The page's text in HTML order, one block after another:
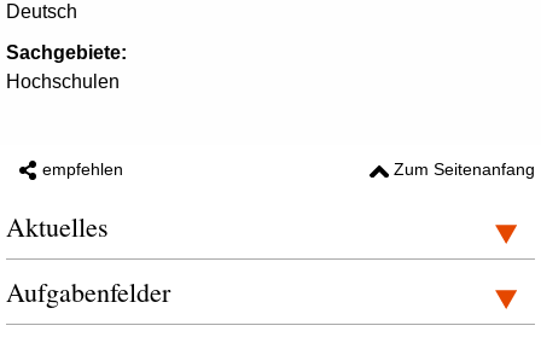
Deutsch
Sachgebiete:
Hochschulen
empfehlen Zum Seitenanfang
Aktuelles
Aufgabenfelder